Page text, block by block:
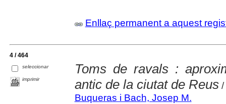
Enllaç permanent a aquest
4 / 464
seleccionar
imprimir
Toms de ravals :
antic de la ciutat de Reus/
Buqueras i Bach, Josep M.